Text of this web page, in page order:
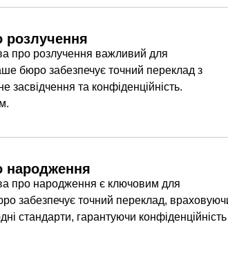
розлучення
про розлучення важливий для
бюро забезпечує точний переклад з
засвідчення та конфіденційність.
народження
про народження є ключовим для
забезпечує точний переклад,
стандарти, гарантуючи конфіденційність